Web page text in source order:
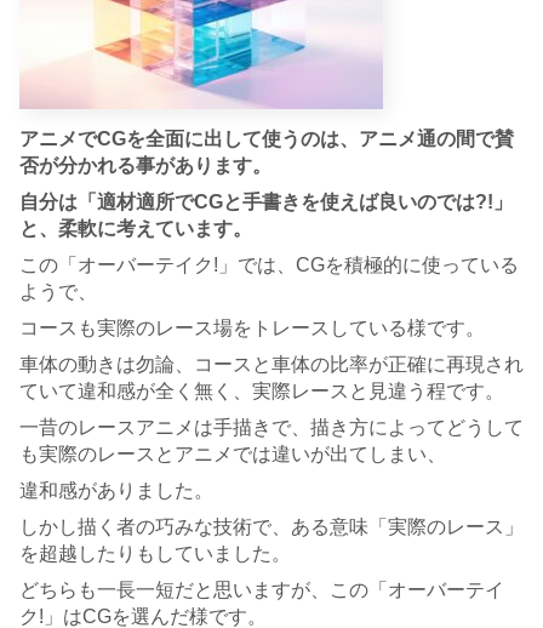
アニメでCGを全面に出して使うのは、アニメ通の間で賛
否が分かれる事があります。
自分は「適材適所でCGと手書きを使えば良いのでは?!」
と、柔軟に考えています。
この「オーバーテイク!」では、CGを積極的に使っている
ようで、
コースも実際のレース場をトレースしている様です。
車体の動きは勿論、コースと車体の比率が正確に再現され
ていて違和感が全く無く、実際レースと見違う程です。
一昔のレースアニメは手描きで、描き方によってどうして
も実際のレースとアニメでは違いが出てしまい、
違和感がありました。
しかし描く者の巧みな技術で、ある意味「実際のレース」
を超越したりもしていました。
どちらも一長一短だと思いますが、この「オーバーテイ
ク!」はCGを選んだ様です。